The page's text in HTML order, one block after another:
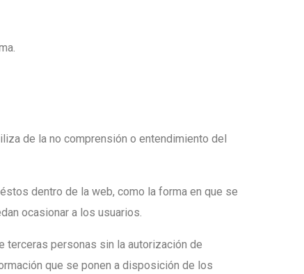
de la no comprensión o entendimiento del
dentro de la web, como la forma en que se
ocasionar a los usuarios.
terceras personas sin la autorización de
que se ponen a disposición de los